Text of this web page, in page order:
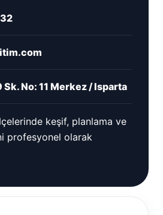
Sk. No: 11 Merkez / Isparta
keşif, planlama ve
profesyonel olarak